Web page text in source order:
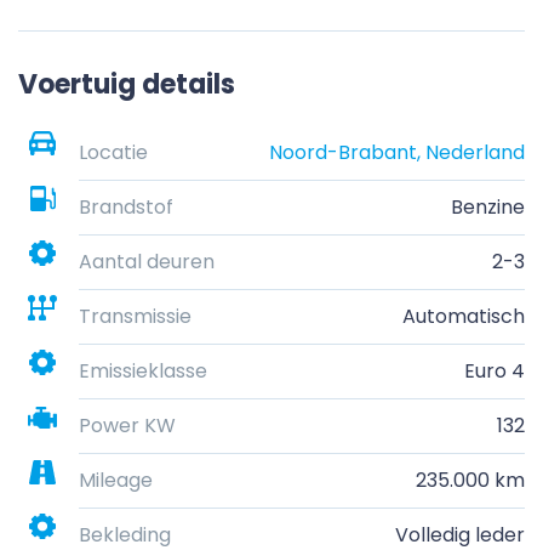
Voertuig details
Locatie
Noord-Brabant, Nederland
Brandstof
Benzine
Aantal deuren
2-3
Transmissie
Automatisch
Emissieklasse
Euro 4
Power KW
132
Mileage
235.000 km
Bekleding
Volledig leder